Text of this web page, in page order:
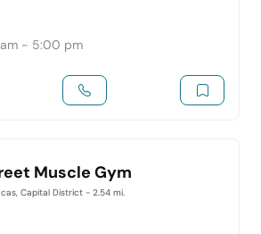
- 5:00 pm
Muscle Gym
Capital District - 2.54 mi.